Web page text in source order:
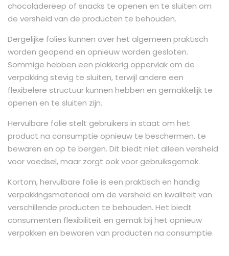
chocoladereep of snacks te openen en te sluiten om
de versheid van de producten te behouden.
Dergelijke folies kunnen over het algemeen praktisch
worden geopend en opnieuw worden gesloten.
Sommige hebben een plakkerig oppervlak om de
verpakking stevig te sluiten, terwijl andere een
flexibelere structuur kunnen hebben en gemakkelijk te
openen en te sluiten zijn.
Hervulbare folie stelt gebruikers in staat om het
product na consumptie opnieuw te beschermen, te
bewaren en op te bergen. Dit biedt niet alleen versheid
voor voedsel, maar zorgt ook voor gebruiksgemak.
Kortom, hervulbare folie is een praktisch en handig
verpakkingsmateriaal om de versheid en kwaliteit van
verschillende producten te behouden. Het biedt
consumenten flexibiliteit en gemak bij het opnieuw
verpakken en bewaren van producten na consumptie.